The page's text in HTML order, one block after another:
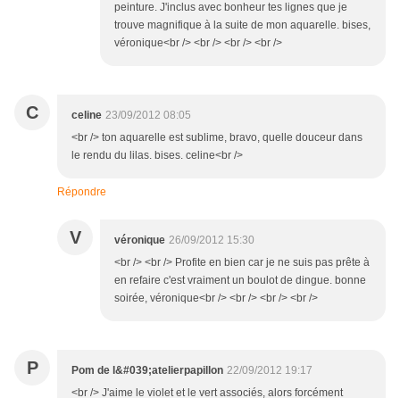
peinture. J'inclus avec bonheur tes lignes que je
trouve magnifique à la suite de mon aquarelle. bises,
véronique<br /> <br /> <br /> <br />
C celine 23/09/2012 08:05
<br /> ton aquarelle est sublime, bravo, quelle douceur dans
le rendu du lilas. bises. celine<br />
Répondre
V véronique 26/09/2012 15:30
<br /> <br /> Profite en bien car je ne suis pas prête à
en refaire c'est vraiment un boulot de dingue. bonne
soirée, véronique<br /> <br /> <br /> <br />
P Pom de l&#039;atelierpapillon 22/09/2012 19:17
<br /> J'aime le violet et le vert associés, alors forcément